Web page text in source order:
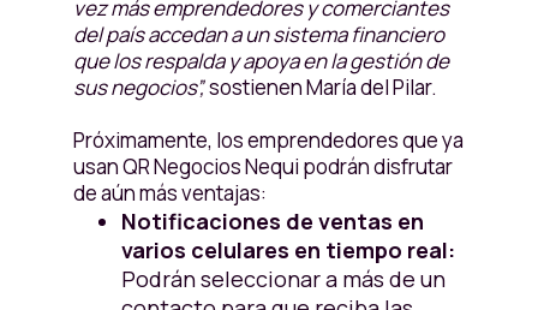
vez más emprendedores y comerciantes
del país accedan a un sistema financiero
que los respalda y apoya en la gestión de
sus negocios”,sostienen María del Pilar.
Próximamente, los emprendedores que ya
usan QR Negocios Nequi podrán disfrutar
de aún más ventajas:
Notificaciones de ventas en
varios celulares en tiempo real:
Podrán seleccionar a más de un